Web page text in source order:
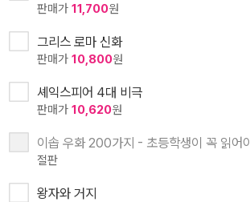
판매가 11,700원
그리스 로마 신화
판매가 10,800원
셰익스피어 4대 비극
판매가 10,620원
이솝 우화 200가지 - 초등학생이 꼭 읽어
절판
왕자와 거지